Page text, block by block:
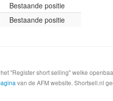
Bestaande positie
Bestaande positie
"Register short selling" welke
van de AFM website. Shortsell.nl